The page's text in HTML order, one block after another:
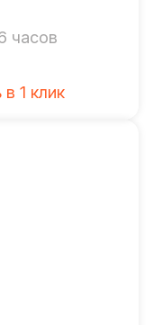
часов
в 1 клик